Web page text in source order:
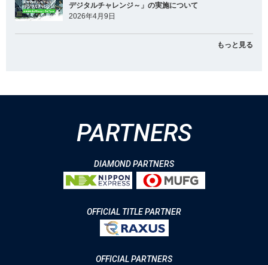
デジタルチャレンジ～」の実施について
2026年4月9日
もっと見る
PARTNERS
DIAMOND PARTNERS
OFFICIAL TITLE PARTNER
OFFICIAL PARTNERS